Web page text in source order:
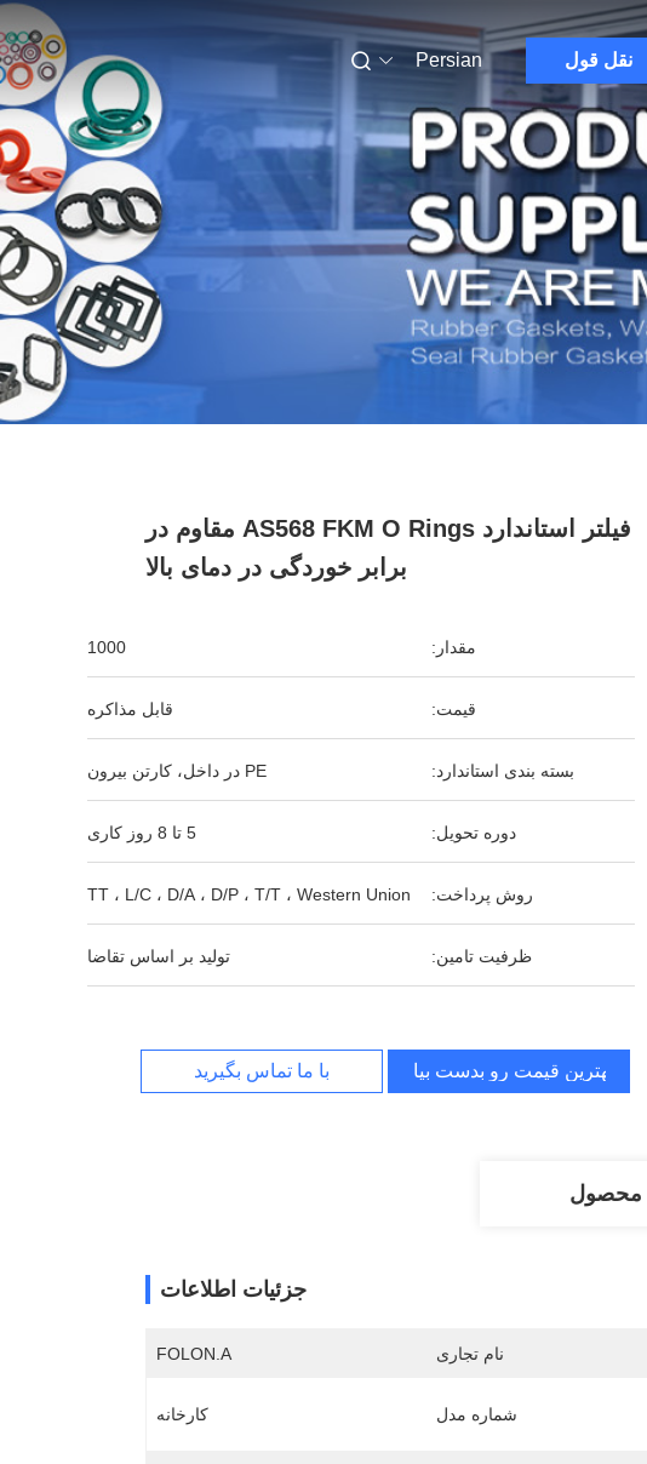
نقل قول Persian
فیلتر استاندارد AS568 FKM O Rings مقاوم در
برابر خوردگی در دمای بالا
مقدار: 1000
قیمت: قابل مذاکره
بسته بندی استاندارد: PE در داخل، کارتن بیرون
دوره تحویل: 5 تا 8 روز کاری
روش پرداخت: TT ، L/C ، D/A ، D/P ، T/T ، Western Union
ظرفیت تامین: تولید بر اساس تقاضا
بهترین قیمت رو بدست بیار با ما تماس بگیرید
محصول
جزئیات اطلاعات
نام تجاری FOLON.A
شماره مدل کارخانه